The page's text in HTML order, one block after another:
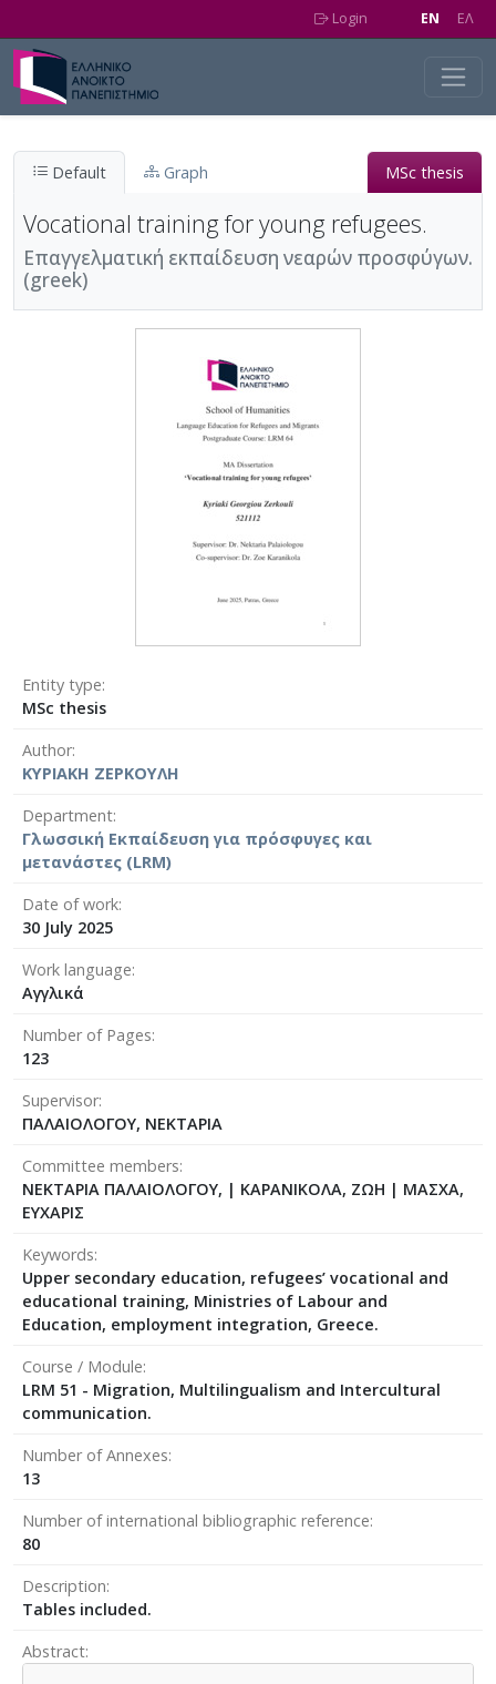
Login EN EΛ
Default Graph MSc thesis
Vocational training for young refugees.
Επαγγελματική εκπαίδευση νεαρών προσφύγων.
(greek)
Entity type
MSc thesis
Author
ΚΥΡΙΑΚΗ ΖΕΡΚΟΥΛΗ
Department
Γλωσσική Εκπαίδευση για πρόσφυγες και
μετανάστες (LRM)
Date of work
30 July 2025
Work language
Αγγλικά
Number of Pages
123
Supervisor
ΠΑΛΑΙΟΛΟΓΟΥ, ΝΕΚΤΑΡΙΑ
Committee members
ΝΕΚΤΑΡΙΑ ΠΑΛΑΙΟΛΟΓΟΥ, | ΚΑΡΑΝΙΚΟΛΑ, ΖΩΗ | ΜΑΣΧΑ,
ΕΥΧΑΡΙΣ
Keywords
Upper secondary education, refugees’ vocational and
educational training, Ministries of Labour and
Education, employment integration, Greece.
Course / Module
LRM 51 - Migration, Multilingualism and Intercultural
communication.
Number of Annexes
13
Number of international bibliographic reference
80
Description
Tables included.
Abstract